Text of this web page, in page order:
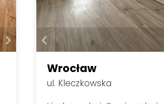
Wrocław
ul. Kleczkowska